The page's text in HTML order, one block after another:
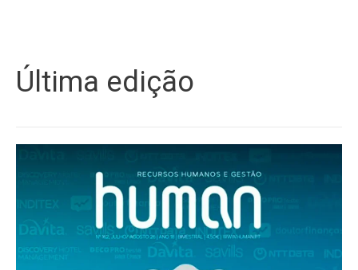
Última edição